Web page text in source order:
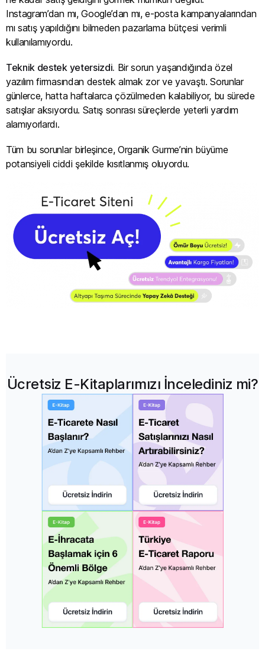
Instagram’dan mı, Google’dan mı, e-posta kampanyalarından
mı satış yapıldığını bilmeden pazarlama bütçesi verimli
kullanılamıyordu.
Teknik destek yetersizdi. Bir sorun yaşandığında özel
yazılım firmasından destek almak zor ve yavaştı. Sorunlar
günlerce, hatta haftalarca çözülmeden kalabiliyor, bu sürede
satışlar aksıyordu. Satış sonrası süreçlerde yeterli yardım
alamıyorlardı.
Tüm bu sorunlar birleşince, Organik Gurme’nin büyüme
potansiyeli ciddi şekilde kısıtlanmış oluyordu.
Ücretsiz E-Kitaplarımızı İncelediniz mi?